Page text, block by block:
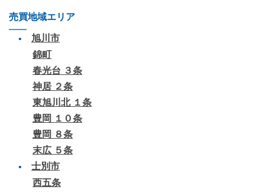
売買地域エリア
旭川市
錦町
春光台 ３条
神居 ２条
東旭川北 １条
豊岡 １０条
豊岡 ８条
末広 ５条
士別市
西五条